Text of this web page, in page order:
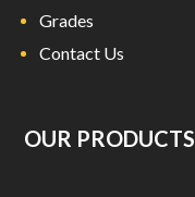
Grades
Contact Us
OUR PRODUCTS